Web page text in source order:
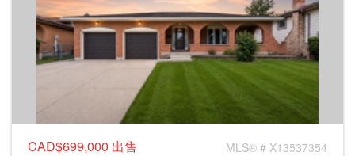
CAD$699,000 出售 MLS® # X13537354